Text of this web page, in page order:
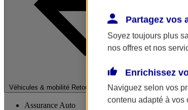
Véhicules & mobilité Retour à la section précédente
Assurance Auto
Partagez vos
Soyez toujours plus
nos offres et nos
Enrichissez
Naviguez selon vos
contenu adapté à vos